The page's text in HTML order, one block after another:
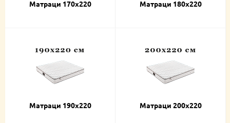
Матраци 170х220 Матраци 180х220
Матраци 190х220 Матраци 200х220